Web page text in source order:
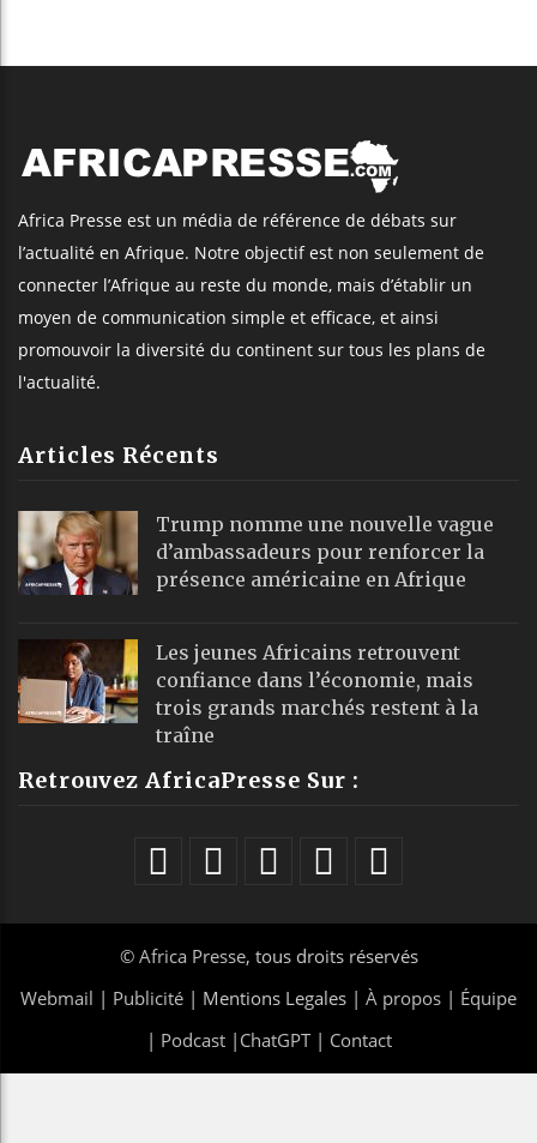
Africa Presse est un média de référence de débats sur
l’actualité en Afrique. Notre objectif est non seulement de
connecter l’Afrique au reste du monde, mais d’établir un
moyen de communication simple et efficace, et ainsi
promouvoir la diversité du continent sur tous les plans de
l'actualité.
Articles Récents
Trump nomme une nouvelle vague
d’ambassadeurs pour renforcer la
présence américaine en Afrique
Les jeunes Africains retrouvent
confiance dans l’économie, mais
trois grands marchés restent à la
traîne
Retrouvez AfricaPresse Sur :
© Africa Presse, tous droits réservés
Webmail | Publicité | Mentions Legales | À propos | Équipe
| Podcast| ChatGPT| Contact